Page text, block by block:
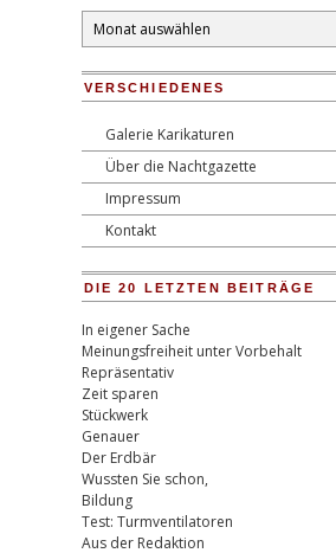
Monatsarchiv
VERSCHIEDENES
Galerie Karikaturen
Über die Nachtgazette
Impressum
Kontakt
DIE 20 LETZTEN BEITRÄGE
In eigener Sache
Meinungsfreiheit unter Vorbehalt
Repräsentativ
Zeit sparen
Stückwerk
Genauer
Der Erdbär
Wussten Sie schon,
Bildung
Test: Turmventilatoren
Aus der Redaktion